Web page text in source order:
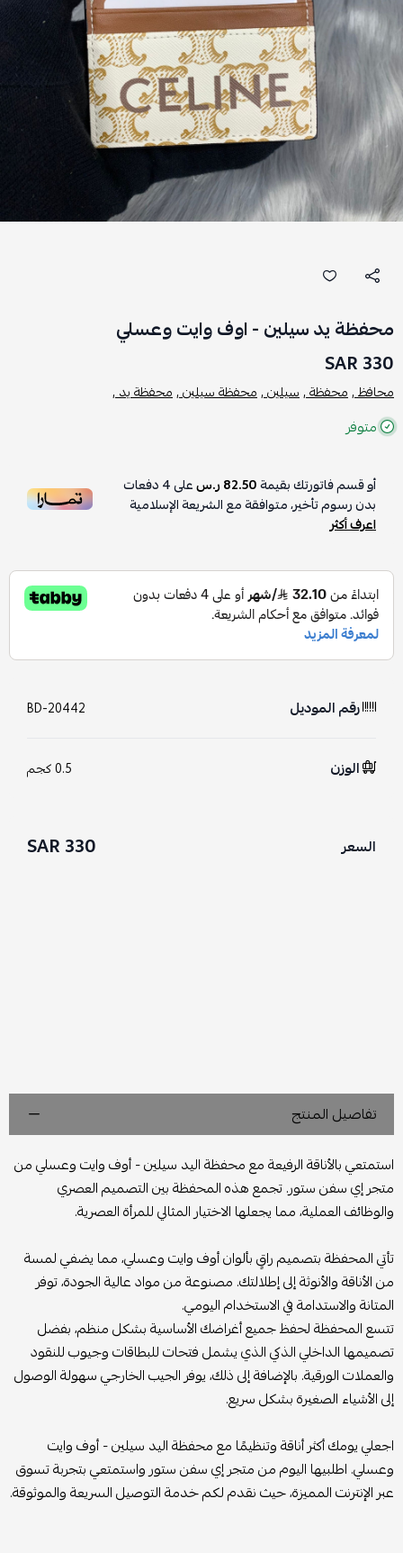
محفظة يد سيلين - اوف وايت وعسلي
330 SAR
محافظ ,محفظة ,سيلين ,محفظة سيلين ,محفظة يد ,
متوفر
أو قسم فاتورتك بقيمة82.50 ر.س على4دفعات
بدون رسوم تأخير، متوافقة مع الشريعة الإسلامية
اعرف أكثر
رقم الموديل BD-20442
الوزن 0.5 كجم
السعر 330 SAR
تفاصيل المنتج
استمتعي بالأناقة الرفيعة مع محفظة اليد سيلين - أوف وايت وعسلي من
متجر إي سفن ستور. تجمع هذه المحفظة بين التصميم العصري
والوظائف العملية، مما يجعلها الاختيار المثالي للمرأة العصرية.
تأتي المحفظة بتصميم راقٍ بألوان أوف وايت وعسلي، مما يضفي لمسة
من الأناقة والأنوثة إلى إطلالتك. مصنوعة من مواد عالية الجودة، توفر
المتانة والاستدامة في الاستخدام اليومي.
تتسع المحفظة لحفظ جميع أغراضك الأساسية بشكل منظم، بفضل
تصميمها الداخلي الذكي الذي يشمل فتحات للبطاقات وجيوب للنقود
والعملات الورقية. بالإضافة إلى ذلك، يوفر الجيب الخارجي سهولة الوصول
إلى الأشياء الصغيرة بشكل سريع.
اجعلي يومك أكثر أناقة وتنظيمًا مع محفظة اليد سيلين - أوف وايت
وعسلي. اطلبيها اليوم من متجر إي سفن ستور واستمتعي بتجربة تسوق
عبر الإنترنت المميزة، حيث نقدم لكم خدمة التوصيل السريعة والموثوقة.